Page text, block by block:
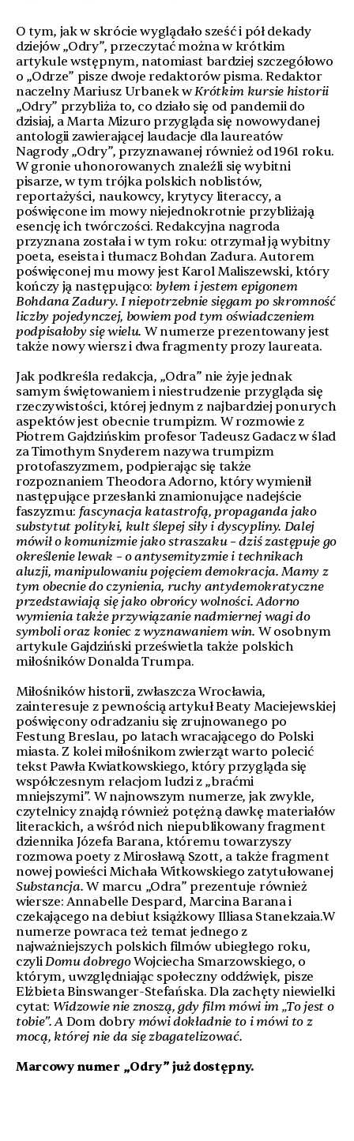
O tym, jak w skrócie wyglądało sześć i pół dekady
dziejów „Odry”, przeczytać można w krótkim
artykule wstępnym, natomiast bardziej szczegółowo
o „Odrze” pisze dwoje redaktorów pisma. Redaktor
naczelny Mariusz Urbanek wKrótkim kursie historii
„Odry” przybliża to, co działo się od pandemii do
dzisiaj, a Marta Mizuro przygląda się nowowydanej
antologii zawierającej laudacje dla laureatów
Nagrody „Odry”, przyznawanej również od 1961 roku.
W gronie uhonorowanych znaleźli się wybitni
pisarze, w tym trójka polskich noblistów,
reportażyści, naukowcy, krytycy literaccy, a
poświęcone im mowy niejednokrotnie przybliżają
esencję ich twórczości. Redakcyjna nagroda
przyznana została i w tym roku: otrzymał ją wybitny
poeta, eseista i tłumacz Bohdan Zadura. Autorem
poświęconej mu mowy jest Karol Maliszewski, który
kończy ją następująco: byłem i jestem epigonem
Bohdana Zadury. I niepotrzebnie sięgam po skromność
liczby pojedynczej, bowiem pod tym oświadczeniem
podpisałoby się wielu. W numerze prezentowany jest
także nowy wiersz i dwa fragmenty prozy laureata.
Jak podkreśla redakcja, „Odra” nie żyje jednak
samym świętowaniem i niestrudzenie przygląda się
rzeczywistości, której jednym z najbardziej ponurych
aspektów jest obecnie trumpizm. W rozmowie z
Piotrem Gajdzińskim profesor Tadeusz Gadacz w ślad
za Timothym Snyderem nazywa trumpizm
protofaszyzmem, podpierając się także
rozpoznaniem Theodora Adorno, który wymienił
następujące przesłanki znamionujące nadejście
faszyzmu: fascynacja katastrofą, propaganda jako
substytut polityki, kult ślepej siły i dyscypliny. Dalej
mówił o komunizmie jako straszaku – dziś zastępuje go
określenie lewak – o antysemityzmie i technikach
aluzji, manipulowaniu pojęciem demokracja. Mamy z
tym obecnie do czynienia, ruchy antydemokratyczne
przedstawiają się jako obrońcy wolności. Adorno
wymienia także przywiązanie nadmiernej wagi do
symboli oraz koniec z wyznawaniem win. W osobnym
artykule Gajdziński prześwietla także polskich
miłośników Donalda Trumpa.
Miłośników historii, zwłaszcza Wrocławia,
zainteresuje z pewnością artykuł Beaty Maciejewskiej
poświęcony odradzaniu się zrujnowanego po
Festung Breslau, po latach wracającego do Polski
miasta. Z kolei miłośnikom zwierząt warto polecić
tekst Pawła Kwiatkowskiego, który przygląda się
współczesnym relacjom ludzi z „braćmi
mniejszymi”. W najnowszym numerze, jak zwykle,
czytelnicy znajdą również potężną dawkę materiałów
literackich, a wśród nich niepublikowany fragment
dziennika Józefa Barana, któremu towarzyszy
rozmowa poety z Mirosławą Szott, a także fragment
nowej powieści Michała Witkowskiego zatytułowanej
Substancja. W marcu „Odra” prezentuje również
wiersze: Annabelle Despard, Marcina Barana i
czekającego na debiut książkowy Illiasa Stanekzaia.W
numerze powraca też temat jednego z
najważniejszych polskich filmów ubiegłego roku,
czyliDomu dobregoWojciecha Smarzowskiego, o
którym, uwzględniając społeczny oddźwięk, pisze
Elżbieta Binswanger-Stefańska. Dla zachęty niewielki
cytat: Widzowie nie znoszą, gdy film mówi im „To jest o
tobie”. A Dom dobrymówi dokładnie to i mówi to z
mocą, której nie da się zbagatelizować.
Marcowy numer „Odry” już dostępny.